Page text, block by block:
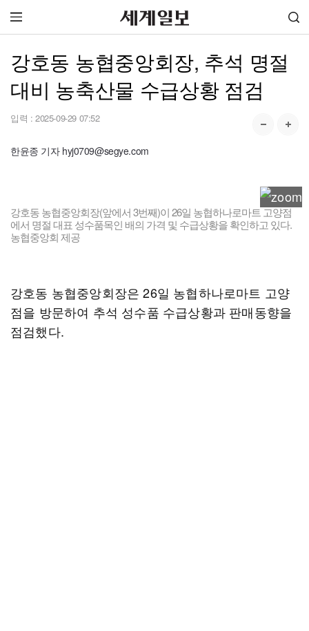
강호동 농협중앙회장, 추석 명절
대비 농축산물 수급상황 점검
입력 : 2025-09-29 07:52
한윤종 기자 hyj0709@segye.com
강호동 농협중앙회장(앞에서 3번째)이 26일 농협하나로마트 고양점
에서 명절 대표 성수품목인 배의 가격 및 수급상황을 확인하고 있다.
농협중앙회 제공
강호동 농협중앙회장은 26일 농협하나로마트 고양
점을 방문하여 추석 성수품 수급상황과 판매동향을
점검했다.